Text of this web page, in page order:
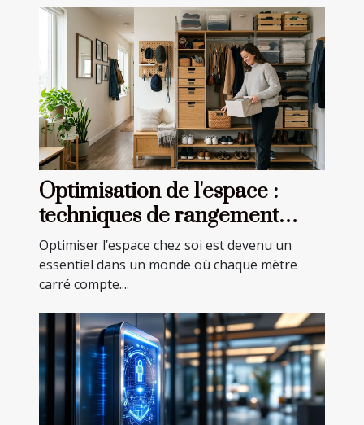
Optimisation de l'espace :
techniques de rangement
efficaces
Optimiser l’espace chez soi est devenu un
essentiel dans un monde où chaque mètre
carré compte....